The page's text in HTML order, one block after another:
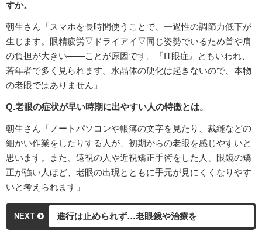
すか。
朝生さん「スマホを長時間使うことで、一過性の調節力低下が
生じます。眼精疲労▽ドライアイ▽同じ姿勢でいるため首や肩
の負担が大きい――ことが原因です。『IT眼症』ともいわれ、
若年者で多く見られます。水晶体の硬化は起きないので、本物
の老眼ではありません」
Q.老眼の症状が早い時期に出やすい人の特徴とは。
朝生さん「ノートパソコンや帳簿の文字を見たり、裁縫などの
細かい作業をしたりする人が、初期からの老眼を感じやすいと
思います。また、遠視の人や近視矯正手術をした人、眼鏡の矯
正が強い人ほど、老眼の出現とともに手元が見にくくなりやす
いと考えられます」
NEXT 進行は止められず…老眼鏡や治療を